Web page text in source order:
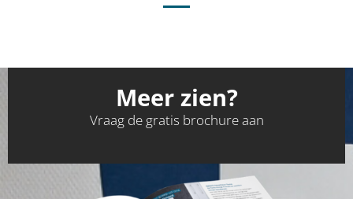
Meer zien?
Vraag de gratis brochure aan